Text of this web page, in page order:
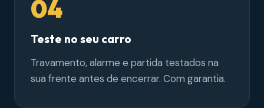
04
Teste no seu carro
Travamento, alarme e partida testados na
sua frente antes de encerrar. Com garantia.